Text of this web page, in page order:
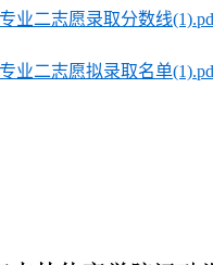
业二志愿录取分数线
业二志愿拟录取名单